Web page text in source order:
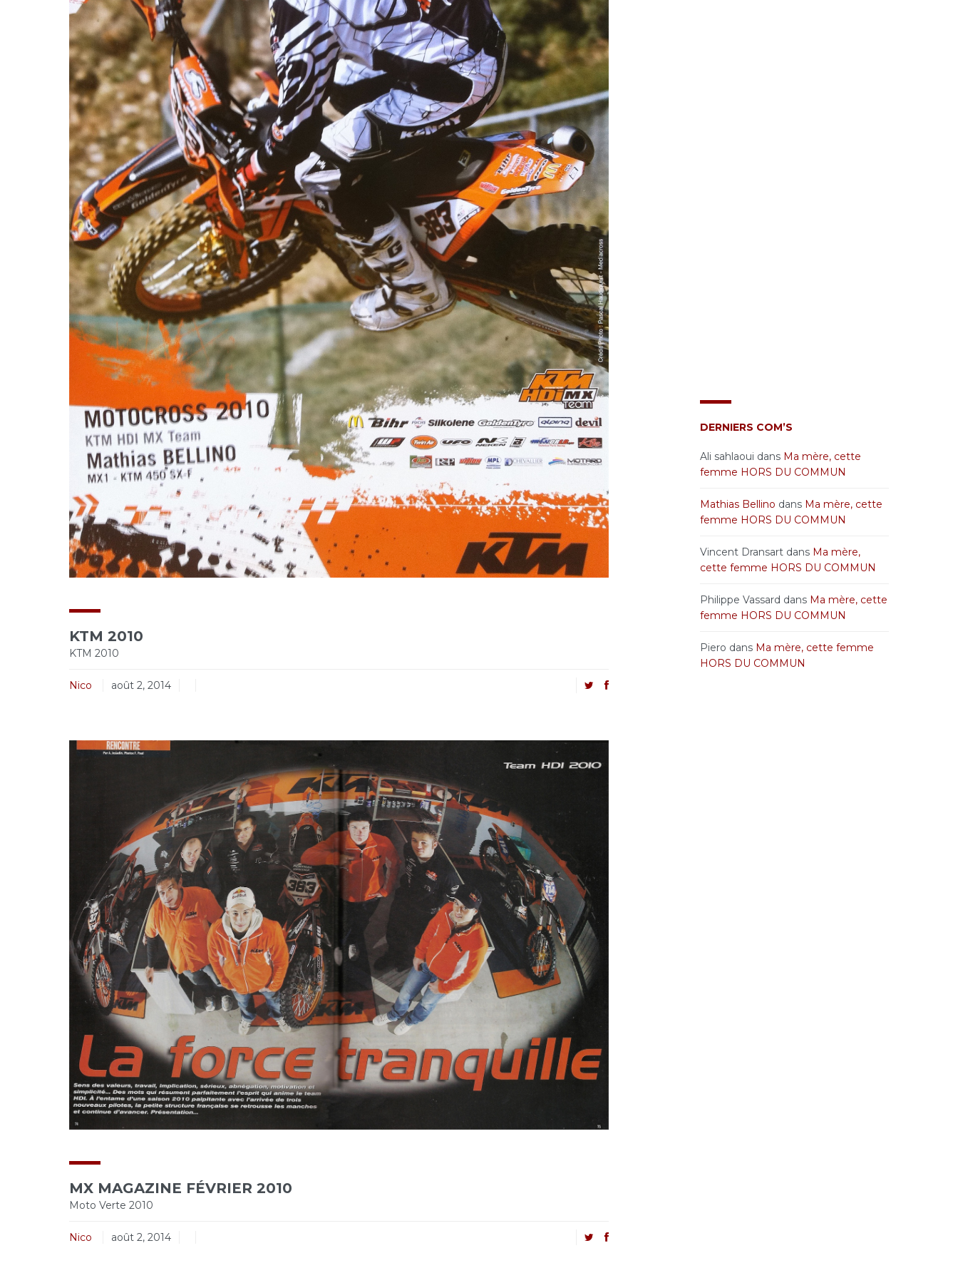
KTM 2010
KTM 2010
Nico août 2, 2014
MX MAGAZINE FÉVRIER 2010
Moto Verte 2010
Nico août 2, 2014
DERNIERS COM’S
Ali sahlaoui dans Ma mère, cette
femme HORS DU COMMUN
Mathias Bellino dans Ma mère, cette
femme HORS DU COMMUN
Vincent Dransartdans Ma mère,
cette femme HORS DU COMMUN
Philippe Vassard dans Ma mère, cette
femme HORS DU COMMUN
Piero dans Ma mère, cette femme
HORS DU COMMUN